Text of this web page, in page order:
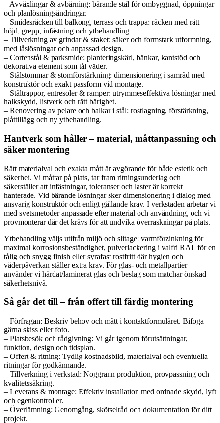
– Avväxlingar & avbärning: bärande stål för ombyggnad, öppningar
och planlösningsändringar.
– Smidesräcken till balkong, terrass och trappa: räcken med rätt
höjd, grepp, infästning och ytbehandling.
– Tillverkning av grindar & staket: säker och formstark utformning,
med låslösningar och anpassad design.
– Cortenstål & parksmide: planteringskärl, bänkar, kantstöd och
dekorativa element som tål väder.
– Stålstommar & stomförstärkning: dimensionering i samråd med
konstruktör och exakt passform vid montage.
– Ståltrappor, entresoler & ramper: utrymmeseffektiva lösningar med
halkskydd, listverk och rätt bärighet.
– Renovering av pelare och balkar i stål: rostlagning, förstärkning,
plåttillägg och ny ytbehandling.
Hantverk som håller – material, måttanpassning och
säker montering
Rätt materialval och exakta mått är avgörande för både estetik och
säkerhet. Vi måttar på plats, tar fram ritningsunderlag och
säkerställer att infästningar, toleranser och laster är korrekt
hanterade. Vid bärande lösningar sker dimensionering i dialog med
ansvarig konstruktör och enligt gällande krav. I verkstaden arbetar vi
med svetsmetoder anpassade efter material och användning, och vi
provmonterar där det krävs för att undvika överraskningar på plats.
Ytbehandling väljs utifrån miljö och slitage: varmförzinkning för
maximal korrosionsbeständighet, pulverlackering i valfri RAL för en
tålig och snygg finish eller syrafast rostfritt där hygien och
väderpåverkan ställer extra krav. För glas- och metallpartier
använder vi härdat/laminerat glas och beslag som matchar önskad
säkerhetsnivå.
Så går det till – från offert till färdig montering
– Förfrågan: Beskriv behov och mått i kontaktformuläret. Bifoga
gärna skiss eller foto.
– Platsbesök och rådgivning: Vi går igenom förutsättningar,
funktion, design och tidsplan.
– Offert & ritning: Tydlig kostnadsbild, materialval och eventuella
ritningar för godkännande.
– Tillverkning i verkstad: Noggrann produktion, provpassning och
kvalitetssäkring.
– Leverans & montage: Effektiv installation med ordnade skydd, lyft
och egenkontroller.
– Överlämning: Genomgång, skötselråd och dokumentation för ditt
projekt.